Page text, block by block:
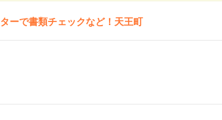
ーで書類チェックなど！天王町